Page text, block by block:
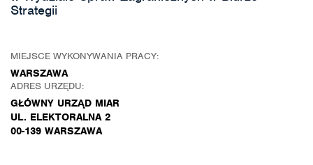
Strategii
MIEJSCE WYKONYWANIA PRACY:
WARSZAWA
ADRES URZĘDU:
GŁÓWNY URZĄD MIAR
UL. ELEKTORALNA 2
00-139 WARSZAWA